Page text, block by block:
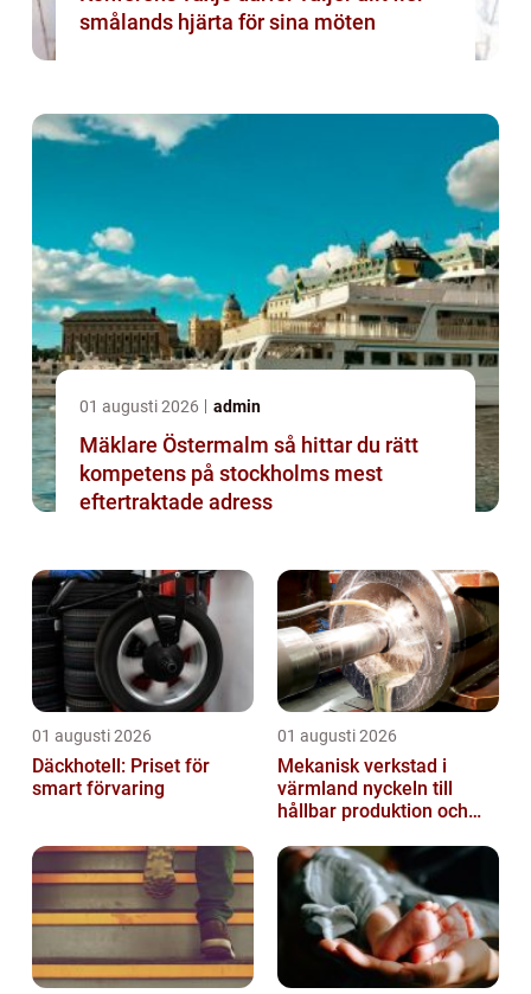
smålands hjärta för sina möten
01 augusti 2026 admin
Mäklare Östermalm så hittar du rätt
kompetens på stockholms mest
eftertraktade adress
01 augusti 2026
Däckhotell: Priset för
smart förvaring
01 augusti 2026
Mekanisk verkstad i
värmland nyckeln till
hållbar produktion och